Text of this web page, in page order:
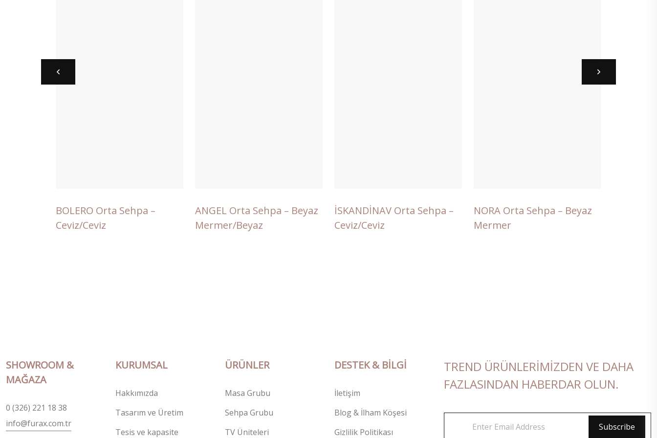
BOLERO Orta Sehpa –
Ceviz/Ceviz
ANGEL Orta Sehpa – Beyaz
Mermer/Beyaz
İSKANDİNAV Orta Sehpa –
Ceviz/Ceviz
NORA Orta Sehpa – Beyaz
Mermer
SHOWROOM &
MAĞAZA
0 (326) 221 18 38
info@furax.com.tr
KURUMSAL
Hakkımızda
Tasarım ve Üretim
Tesis ve kapasite
ÜRÜNLER
Masa Grubu
Sehpa Grubu
TV Üniteleri
DESTEK & BILGI
İletişim
Blog & İlham Köşesi
Gizlilik Politikası
TREND ÜRÜNLERIMIZDEN VE DAHA
FAZLASINDAN HABERDAR OLUN.